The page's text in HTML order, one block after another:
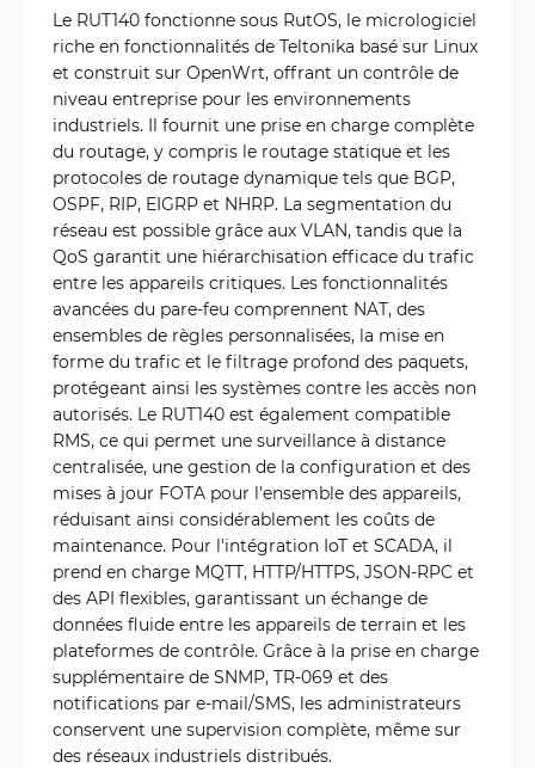
Le RUT140 fonctionne sous RutOS, le micrologiciel
riche en fonctionnalités de Teltonika basé sur Linux
et construit sur OpenWrt, offrant un contrôle de
niveau entreprise pour les environnements
industriels. Il fournit une prise en charge complète
du routage, y compris le routage statique et les
protocoles de routage dynamique tels que BGP,
OSPF, RIP, EIGRP et NHRP. La segmentation du
réseau est possible grâce aux VLAN, tandis que la
QoS garantit une hiérarchisation efficace du trafic
entre les appareils critiques. Les fonctionnalités
avancées du pare-feu comprennent NAT, des
ensembles de règles personnalisées, la mise en
forme du trafic et le filtrage profond des paquets,
protégeant ainsi les systèmes contre les accès non
autorisés. Le RUT140 est également compatible
RMS, ce qui permet une surveillance à distance
centralisée, une gestion de la configuration et des
mises à jour FOTA pour l'ensemble des appareils,
réduisant ainsi considérablement les coûts de
maintenance. Pour l'intégration IoT et SCADA, il
prend en charge MQTT, HTTP/HTTPS, JSON-RPC et
des API flexibles, garantissant un échange de
données fluide entre les appareils de terrain et les
plateformes de contrôle. Grâce à la prise en charge
supplémentaire de SNMP, TR-069 et des
notifications par e-mail/SMS, les administrateurs
conservent une supervision complète, même sur
des réseaux industriels distribués.